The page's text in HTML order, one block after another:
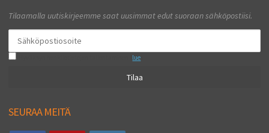
Tilaamalla uutiskirjeemme saat uusimmat edut suoraan sähköpostiisi.
lue
Tilaa
SEURAA MEITÄ